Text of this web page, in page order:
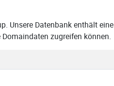
Unsere Datenbank enthält eine
zugreifen können.